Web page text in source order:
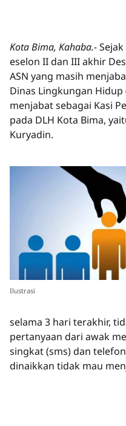
Kota Bima, Kahaba.-
eselon II dan III akhir
ASN yang masih
Dinas Lingkungan Hidup
menjabat sebagai Kasi
pada DLH Kota Bima,
Kuryadin.
Ilustrasi
selama 3 hari terakhir,
pertanyaan dari awak
singkat (sms) dan
dinaikkan tidak mau